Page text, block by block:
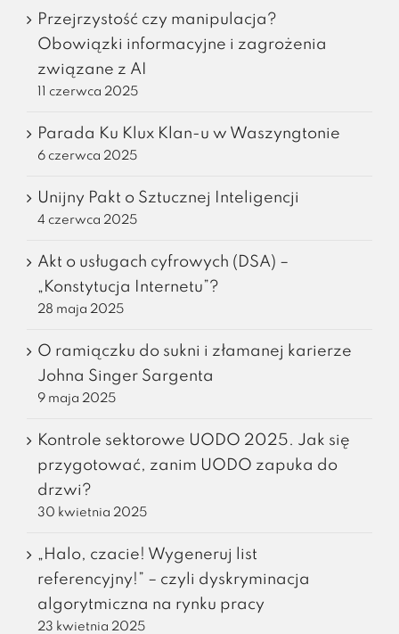
Przejrzystość czy manipulacja?
Obowiązki informacyjne i zagrożenia
związane z AI
11 czerwca 2025
Parada Ku Klux Klan-u w Waszyngtonie
6 czerwca 2025
Unijny Pakt o Sztucznej Inteligencji
4 czerwca 2025
Akt o usługach cyfrowych (DSA) –
„Konstytucja Internetu”?
28 maja 2025
O ramiączku do sukni i złamanej karierze
Johna Singer Sargenta
9 maja 2025
Kontrole sektorowe UODO 2025. Jak się
przygotować, zanim UODO zapuka do
drzwi?
30 kwietnia 2025
„Halo, czacie! Wygeneruj list
referencyjny!” – czyli dyskryminacja
algorytmiczna na rynku pracy
23 kwietnia 2025